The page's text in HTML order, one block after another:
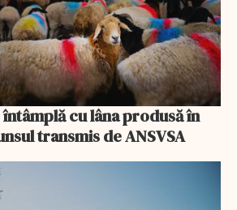
transmis de ANSVSA